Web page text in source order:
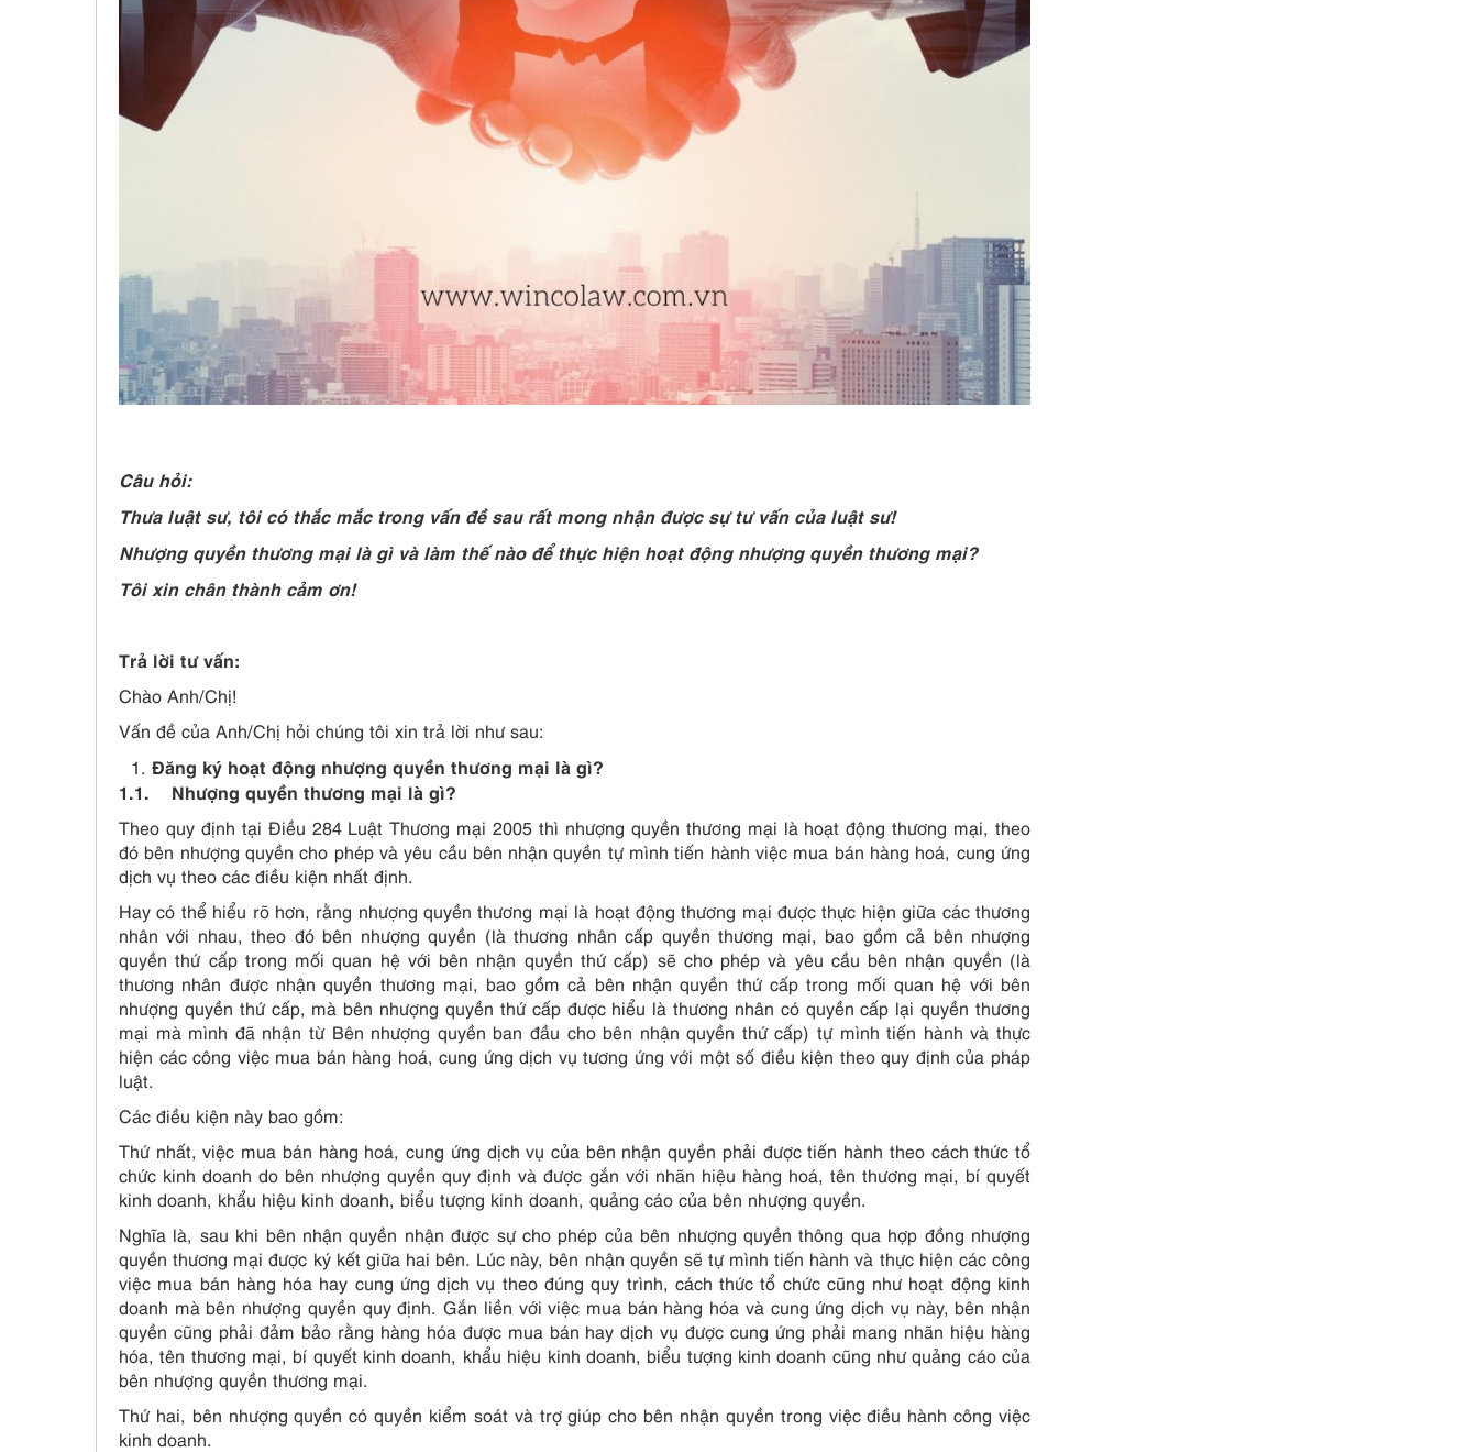
Câu hỏi:
Thưa luật sư, tôi có thắc mắc trong vấn đề sau rất mong nhận được sự tư vấn của luật sư!
Nhượng quyền thương mại là gì và làm thế nào để thực hiện hoạt động nhượng quyền thương mại?
Tôi xin chân thành cảm ơn!
Trả lời tư vấn:
Chào Anh/Chị!
Vấn đề của Anh/Chị hỏi chúng tôi xin trả lời như sau:
Đăng ký hoạt động nhượng quyền thương mại là gì?
1.1. Nhượng quyền thương mại là gì?
Theo quy định tại Điều 284 Luật Thương mại 2005 thì nhượng quyền thương mại là hoạt động thương mại, theo
đó bên nhượng quyền cho phép và yêu cầu bên nhận quyền tự mình tiến hành việc mua bán hàng hoá, cung ứng
dịch vụ theo các điều kiện nhất định.
Hay có thể hiểu rõ hơn, rằng nhượng quyền thương mại là hoạt động thương mại được thực hiện giữa các thương
nhân với nhau, theo đó bên nhượng quyền (là thương nhân cấp quyền thương mại, bao gồm cả bên nhượng
quyền thứ cấp trong mối quan hệ với bên nhận quyền thứ cấp) sẽ cho phép và yêu cầu bên nhận quyền (là
thương nhân được nhận quyền thương mại, bao gồm cả bên nhận quyền thứ cấp trong mối quan hệ với bên
nhượng quyền thứ cấp, mà bên nhượng quyền thứ cấp được hiểu là thương nhân có quyền cấp lại quyền thương
mại mà mình đã nhận từ Bên nhượng quyền ban đầu cho bên nhận quyền thứ cấp) tự mình tiến hành và thực
hiện các công việc mua bán hàng hoá, cung ứng dịch vụ tương ứng với một số điều kiện theo quy định của pháp
luật.
Các điều kiện này bao gồm:
Thứ nhất, việc mua bán hàng hoá, cung ứng dịch vụ của bên nhận quyền phải được tiến hành theo cách thức tổ
chức kinh doanh do bên nhượng quyền quy định và được gắn với nhãn hiệu hàng hoá, tên thương mại, bí quyết
kinh doanh, khẩu hiệu kinh doanh, biểu tượng kinh doanh, quảng cáo của bên nhượng quyền.
Nghĩa là, sau khi bên nhận quyền nhận được sự cho phép của bên nhượng quyền thông qua hợp đồng nhượng
quyền thương mại được ký kết giữa hai bên. Lúc này, bên nhận quyền sẽ tự mình tiến hành và thực hiện các công
việc mua bán hàng hóa hay cung ứng dịch vụ theo đúng quy trình, cách thức tổ chức cũng như hoạt động kinh
doanh mà bên nhượng quyền quy định. Gắn liền với việc mua bán hàng hóa và cung ứng dịch vụ này, bên nhận
quyền cũng phải đảm bảo rằng hàng hóa được mua bán hay dịch vụ được cung ứng phải mang nhãn hiệu hàng
hóa, tên thương mại, bí quyết kinh doanh, khẩu hiệu kinh doanh, biểu tượng kinh doanh cũng như quảng cáo của
bên nhượng quyền thương mại.
Thứ hai, bên nhượng quyền có quyền kiểm soát và trợ giúp cho bên nhận quyền trong việc điều hành công việc
kinh doanh.